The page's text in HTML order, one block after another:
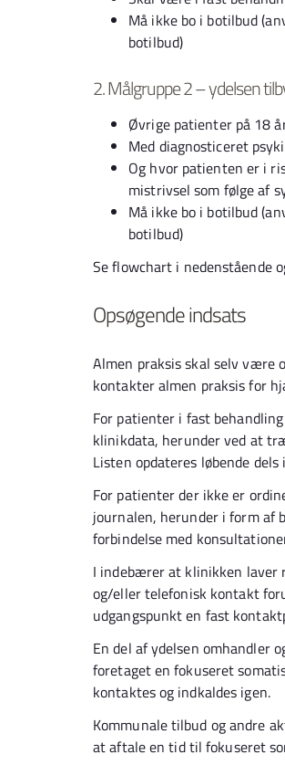
Må ikke bo i botilbud
botilbud)
2.Målgruppe 2 – ydelsen
Øvrige patienter på 18
Med diagnosticeret
Og hvor patienten er i
mistrivsel som følge af
Må ikke bo i botilbud
botilbud)
Se flowchart i nedenstående
Opsøgende indsats
Almen praksis skal selv være
kontakter almen praksis for
For patienter i fast
klinikdata, herunder ved at
Listen opdateres løbende
For patienter der ikke er
journalen, herunder i form af
forbindelse med
I indebærer at klinikken laver
og/eller telefonisk kontakt
udgangspunkt en fast
En del af ydelsen omhandler
foretaget en fokuseret
kontaktes og indkaldes igen.
Kommunale tilbud og andre
at aftale en tid til fokuseret